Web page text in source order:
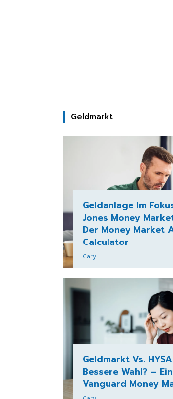
Geldmarkt
Geldanlage Im
Jones Money
Der Money Market
Calculator
Gary
Geldmarkt Vs.
Bessere Wahl? –
Vanguard Money